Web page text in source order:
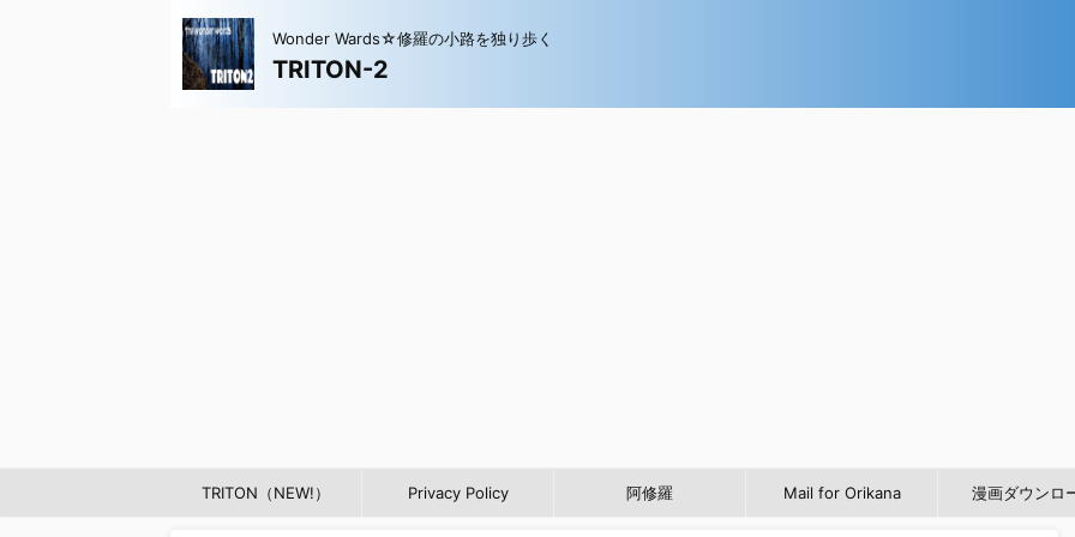
Wonder Wards☆修羅の小路を独り歩く
TRITON-2
TRITON（NEW!） Privacy Policy 阿修羅 Mail for Orikana 漫画ダウンロ